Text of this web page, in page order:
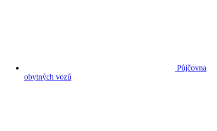
Půjčovna
obytných vozů